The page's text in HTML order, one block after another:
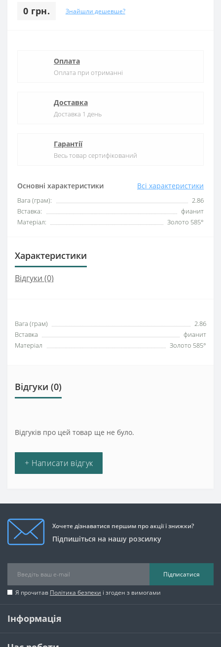
0 грн. Знайшли дешевше?
Основні характеристики Всі характеристики
Вага (грам):
2.86
Вставка:
фианит
Матеріал:
Золото 585°
Оплата
Оплата при отриманні
Доставка
Доставка 1 день
Гарантії
Весь товар сертифікований
Характеристики
Відгуки (0)
Вага (грам)
2.86
Вставка
фианит
Матеріал
Золото 585°
Відгуки (0)
Відгуків про цей товар ще не було.
+ Написати відгук
Хочете дізнаватися першим про акції і знижки?
Підпишіться на нашу розсилку
Підписатися
Я прочитав Політика безпеки і згоден з вимогами
Інформація